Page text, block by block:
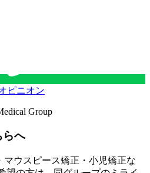
ピニオン
Group
らへ
マウスピース矯正・小児矯正な